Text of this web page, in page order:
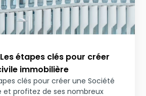
étapes clés pour créer
immobilière
clés pour créer une Société
et profitez de ses nombreux